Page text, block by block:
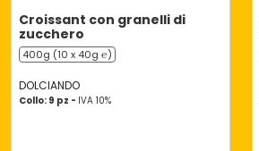
Croissant con granelli di
zucchero
400g (10 x 40g ℮)
DOLCIANDO
Collo: 9 pz - IVA 10%